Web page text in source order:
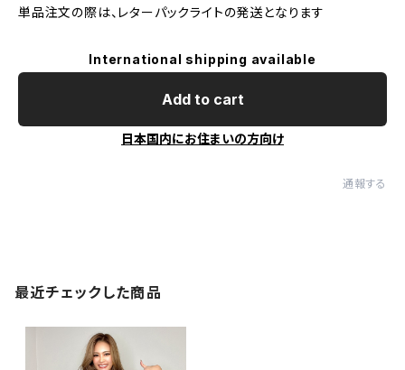
単品注文の際は、レターパックライトの発送となります
International shipping available
Add to cart
日本国内にお住まいの方向け
通報する
最近チェックした商品